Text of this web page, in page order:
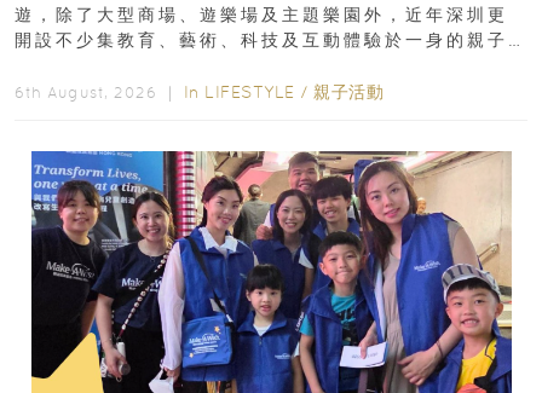
遊，除了大型商場、遊樂場及主題樂園外，近年深圳更
開設不少集教育、藝術、科技及互動體驗於一身的親子
6th August, 2026 ｜ In LIFESTYLE / 親子活動